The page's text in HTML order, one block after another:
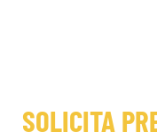
SOLICITA